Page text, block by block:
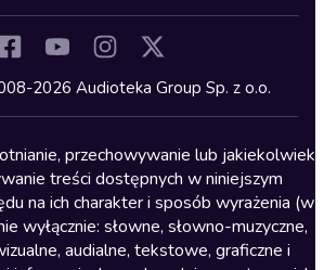
2026 Audioteka Group Sp. z o.o.
przechowywanie lub jakiekolwiek
treści dostępnych w niniejszym
na ich charakter i sposób wyrażenia (w
wyłącznie: słowne, słowno-muzyczne,
audialne, tekstowe, graficzne i